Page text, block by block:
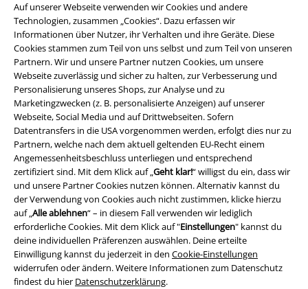
Auf unserer Webseite verwenden wir Cookies und andere
Technologien, zusammen „Cookies“. Dazu erfassen wir
Informationen über Nutzer, ihr Verhalten und ihre Geräte. Diese
Cookies stammen zum Teil von uns selbst und zum Teil von unseren
Partnern. Wir und unsere Partner nutzen Cookies, um unsere
Webseite zuverlässig und sicher zu halten, zur Verbesserung und
Personalisierung unseres Shops, zur Analyse und zu
Marketingzwecken (z. B. personalisierte Anzeigen) auf unserer
Webseite, Social Media und auf Drittwebseiten. Sofern
Datentransfers in die USA vorgenommen werden, erfolgt dies nur zu
Partnern, welche nach dem aktuell geltenden EU-Recht einem
Angemessenheitsbeschluss unterliegen und entsprechend
zertifiziert sind. Mit dem Klick auf „Geht klar!“ willigst du ein, dass wir
und unsere Partner Cookies nutzen können. Alternativ kannst du
der Verwendung von Cookies auch nicht zustimmen, klicke hierzu
auf „Alle ablehnen“ – in diesem Fall verwenden wir lediglich
erforderliche Cookies. Mit dem Klick auf "Einstellungen" kannst du
deine individuellen Präferenzen auswählen. Deine erteilte
Einwilligung kannst du jederzeit in den Cookie-Einstellungen
widerrufen oder ändern. Weitere Informationen zum Datenschutz
findest du hier Datenschutzerklärung.
EMP App
Lade dir jetzt kostenlos unsere neue EMP App runter und genieße
die vielen neuen Funktionen und Vorteile!
A Warner Music Group Company